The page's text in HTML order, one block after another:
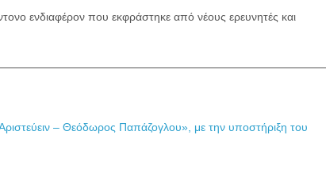
ενδιαφέρον που εκφράστηκε από νέους ερευνητές και
– Θεόδωρος Παπάζογλου», με την υποστήριξη του